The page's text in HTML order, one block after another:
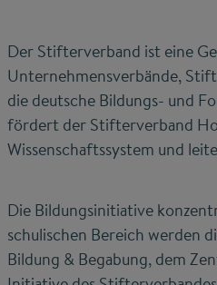
Der Stifterverband ist eine
Unternehmensverbände,
die deutsche Bildungs- und
fördert der Stifterverband
Wissenschaftssystem und
Die Bildungsinitiative
schulischen Bereich werden
Bildung & Begabung, dem